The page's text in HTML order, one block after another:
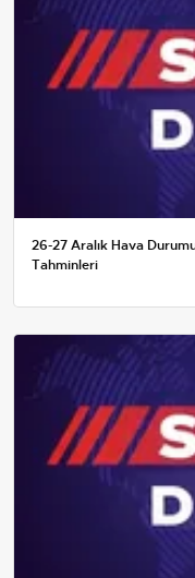
26-27 Aralık Hava
Tahminleri